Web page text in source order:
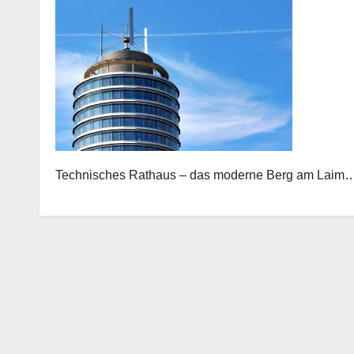
Technisches Rathaus – das moderne Berg am